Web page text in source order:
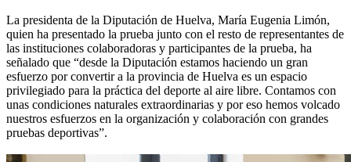
La presidenta de la Diputación de Huelva, María Eugenia Limón,
quien ha presentado la prueba junto con el resto de representantes de
las instituciones colaboradoras y participantes de la prueba, ha
señalado que “desde la Diputación estamos haciendo un gran
esfuerzo por convertir a la provincia de Huelva es un espacio
privilegiado para la práctica del deporte al aire libre. Contamos con
unas condiciones naturales extraordinarias y por eso hemos volcado
nuestros esfuerzos en la organización y colaboración con grandes
pruebas deportivas”.